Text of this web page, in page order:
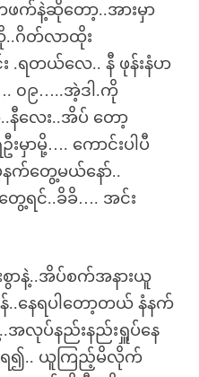
က်နဲ့ဆိုတော့..အားမှာ
..ဂိတ်လာထိုး
.ရတယ်လေ.. နီ ဖုန်းနံပာ
၀၉…..အဲ့ဒါ.ကို
နီလေး..အိပ် တော့
မှာမို့…. ကောင်းပါပီ
နက်တွေ့မယ်နော်..
ေ့ရင်..ခိခိ…. အင်း
းစွာနဲ့..အိပ်စက်အနားယူ
နေရပါတော့တယ် နံနက်
..အလုပ်နည်းနည်းရှူပ်နေ
ရ၍.. ယူကြည့်မိလိုက်